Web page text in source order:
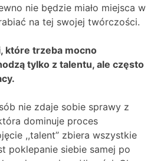
nie będzie miało miejsca w
na tej swojej twórczości.
które trzeba mocno
tylko z talentu, ale często
nie zdaje sobie sprawy z
dominuje proces
,,talent’’ zbiera wszystkie
poklepanie siebie samej po